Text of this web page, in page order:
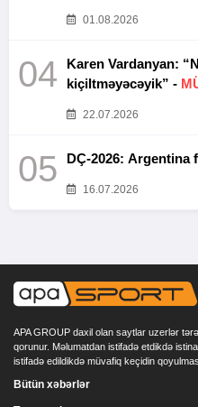
01.08.2026
04
Karen Vardanyan:
kiçiltməyəcəyik” -
22.07.2026
05 DÇ-2026: Argentina
16.07.2026
APA GROUP daxil olan saytlar uzerlər
qorunur. Məlumatdan istifadə etdikdə
istifadə edildikdə müvafiq keçidin
Bütün xəbərlər